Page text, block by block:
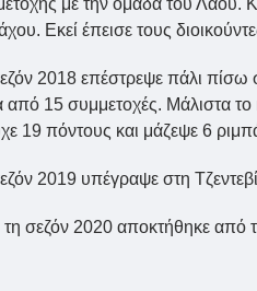
με την ομάδα του Λαού.
Εκεί έπεισε τους
2018 επέστρεψε πάλι πίσω
από 15 συμμετοχές. Μάλιστα το
19 πόντους και μάζεψε 6
2019 υπέγραψε στη
σεζόν 2020 αποκτήθηκε από